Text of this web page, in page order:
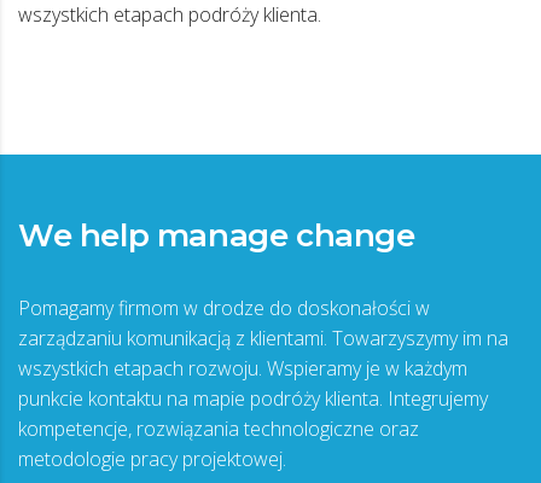
wszystkich etapach podróży klienta.
We help manage change
Pomagamy firmom w drodze do doskonałości w
zarządzaniu komunikacją z klientami. Towarzyszymy im na
wszystkich etapach rozwoju. Wspieramy je w każdym
punkcie kontaktu na mapie podróży klienta. Integrujemy
kompetencje, rozwiązania technologiczne oraz
metodologie pracy projektowej.